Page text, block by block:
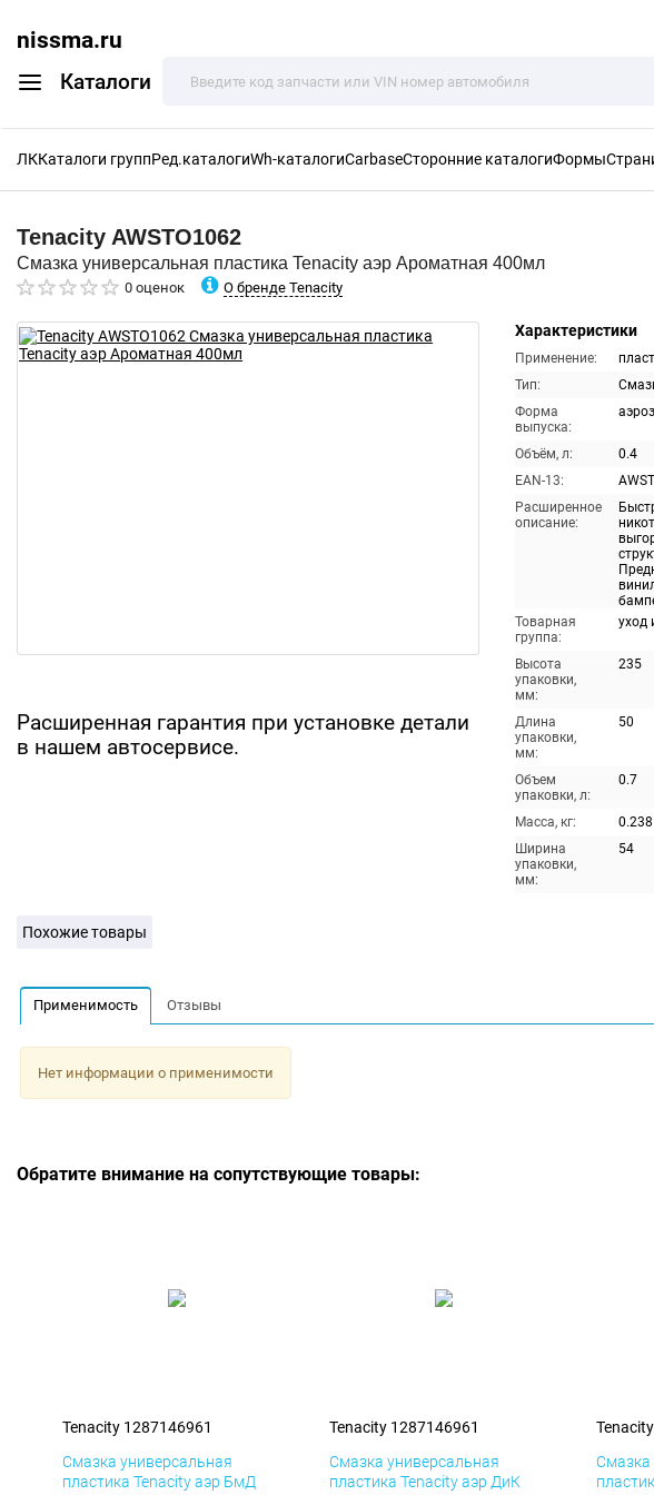
nissma.ru
Каталоги
ЛККаталоги группРед.каталогиWh-каталогиCarbaseСторонние каталогиФормы
Tenacity AWSTO1062
Смазка универсальная пластика Tenacity аэр Ароматная 400мл
0 оценок О бренде Tenacity
Расширенная гарантия при установке детали
в нашем автосервисе.
Характеристики
Применение:
Тип:
Форма
выпуска:
Объём, л:
0.4
EAN-13:
Расширенное
описание:
Товарная
группа:
уход
Высота
упаковки,
мм:
235
Длина
упаковки,
мм:
50
Объем
упаковки, л:
0.7
Масса, кг:
0.238
Ширина
упаковки,
мм:
54
Похожие товары
Применимость Отзывы
Нет информации о применимости
Обратите внимание на сопутствующие товары:
Tenacity 1287146961
Смазка универсальная
пластика Tenacity аэр БмД
Tenacity 1287146961
Смазка универсальная
пластика Tenacity аэр ДиК
Смазка